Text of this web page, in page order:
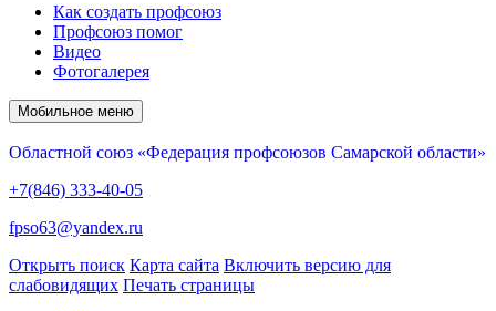
Как создать профсоюз
Профсоюз помог
Видео
Фотогалерея
Мобильное меню
Областной союз «Федерация профсоюзов Самарской области»
+7(846) 333-40-05
fpso63@yandex.ru
Открыть поиск Карта сайта Включить версию для
слабовидящих Печать страницы